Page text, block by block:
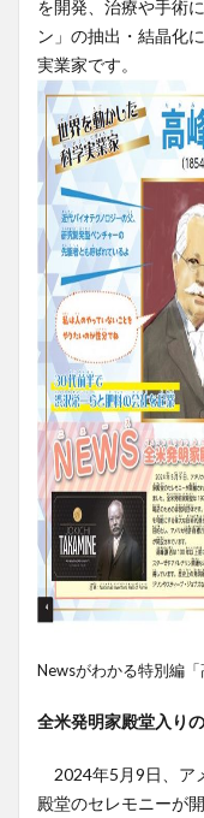
を開発、治療や手術
ン」の抽出・結晶化
実業家です。
Newsがわかる特別編
全米発明家殿堂入り
2024年5月9日、ア
殿堂のセレモニーが